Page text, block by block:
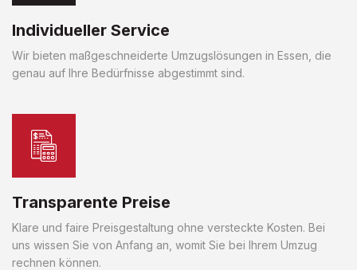
Individueller Service
Wir bieten maßgeschneiderte Umzugslösungen in Essen, die
genau auf Ihre Bedürfnisse abgestimmt sind.
Transparente Preise
Klare und faire Preisgestaltung ohne versteckte Kosten. Bei
uns wissen Sie von Anfang an, womit Sie bei Ihrem Umzug
rechnen können.